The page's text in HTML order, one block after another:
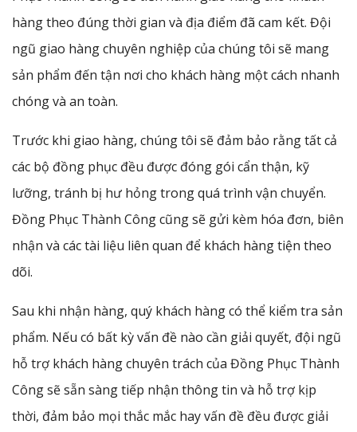
hàng theo đúng thời gian và địa điểm đã cam kết. Đội
ngũ giao hàng chuyên nghiệp của chúng tôi sẽ mang
sản phẩm đến tận nơi cho khách hàng một cách nhanh
chóng và an toàn.
Trước khi giao hàng, chúng tôi sẽ đảm bảo rằng tất cả
các bộ đồng phục đều được đóng gói cẩn thận, kỹ
lưỡng, tránh bị hư hỏng trong quá trình vận chuyển.
Đồng Phục Thành Công cũng sẽ gửi kèm hóa đơn, biên
nhận và các tài liệu liên quan để khách hàng tiện theo
dõi.
Sau khi nhận hàng, quý khách hàng có thể kiểm tra sản
phẩm. Nếu có bất kỳ vấn đề nào cần giải quyết, đội ngũ
hỗ trợ khách hàng chuyên trách của Đồng Phục Thành
Công sẽ sẵn sàng tiếp nhận thông tin và hỗ trợ kịp
thời, đảm bảo mọi thắc mắc hay vấn đề đều được giải